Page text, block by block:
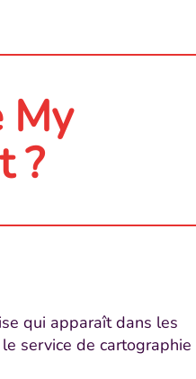
My
?
qui apparaît dans les
service de cartographie